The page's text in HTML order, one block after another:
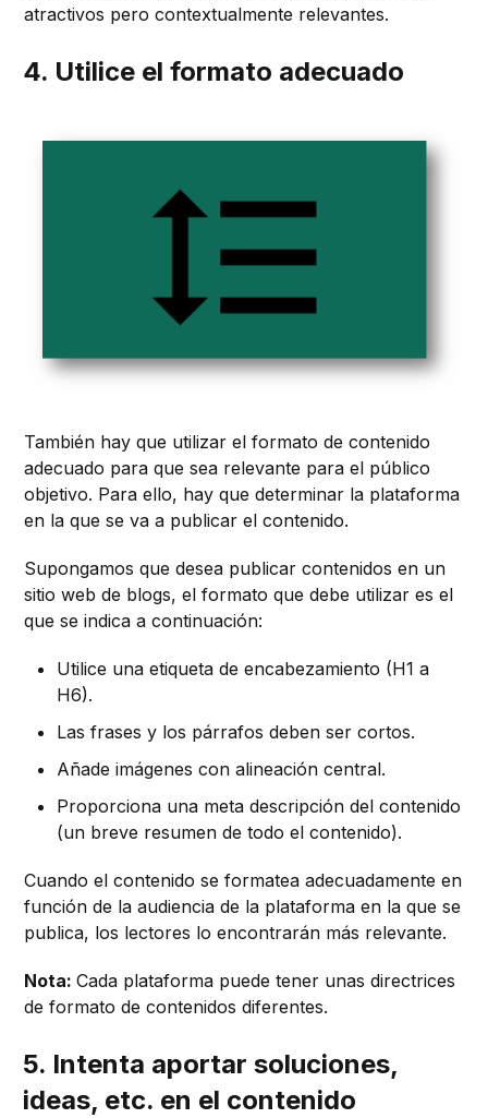
atractivos pero contextualmente relevantes.
4. Utilice el formato adecuado
También hay que utilizar el formato de contenido
adecuado para que sea relevante para el público
objetivo. Para ello, hay que determinar la plataforma
en la que se va a publicar el contenido.
Supongamos que desea publicar contenidos en un
sitio web de blogs, el formato que debe utilizar es el
que se indica a continuación:
Utilice una etiqueta de encabezamiento (H1 a
H6).
Las frases y los párrafos deben ser cortos.
Añade imágenes con alineación central.
Proporciona una meta descripción del contenido
(un breve resumen de todo el contenido).
Cuando el contenido se formatea adecuadamente en
función de la audiencia de la plataforma en la que se
publica, los lectores lo encontrarán más relevante.
Nota:Cada plataforma puede tener unas directrices
de formato de contenidos diferentes.
5. Intenta aportar soluciones,
ideas, etc. en el contenido